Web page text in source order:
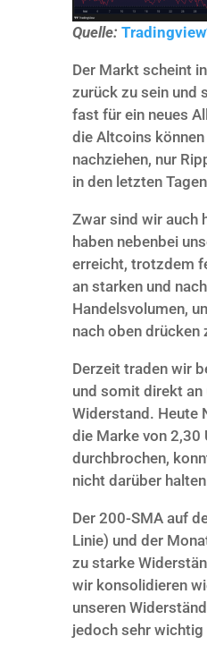
Quelle:
Der Markt scheint
zurück zu sein und
fast für ein neues
die Altcoins
nachziehen, nur
in den letzten
Zwar sind wir auch
haben nebenbei
erreicht, trotzdem
an starken und
Handelsvolumen,
nach oben drücken
Derzeit traden wir
und somit direkt an
Widerstand. Heute
die Marke von 2,30
durchbrochen,
nicht darüber
Der 200-SMA auf
Linie) und der
zu starke
wir konsolidieren
unseren
jedoch sehr wichtig